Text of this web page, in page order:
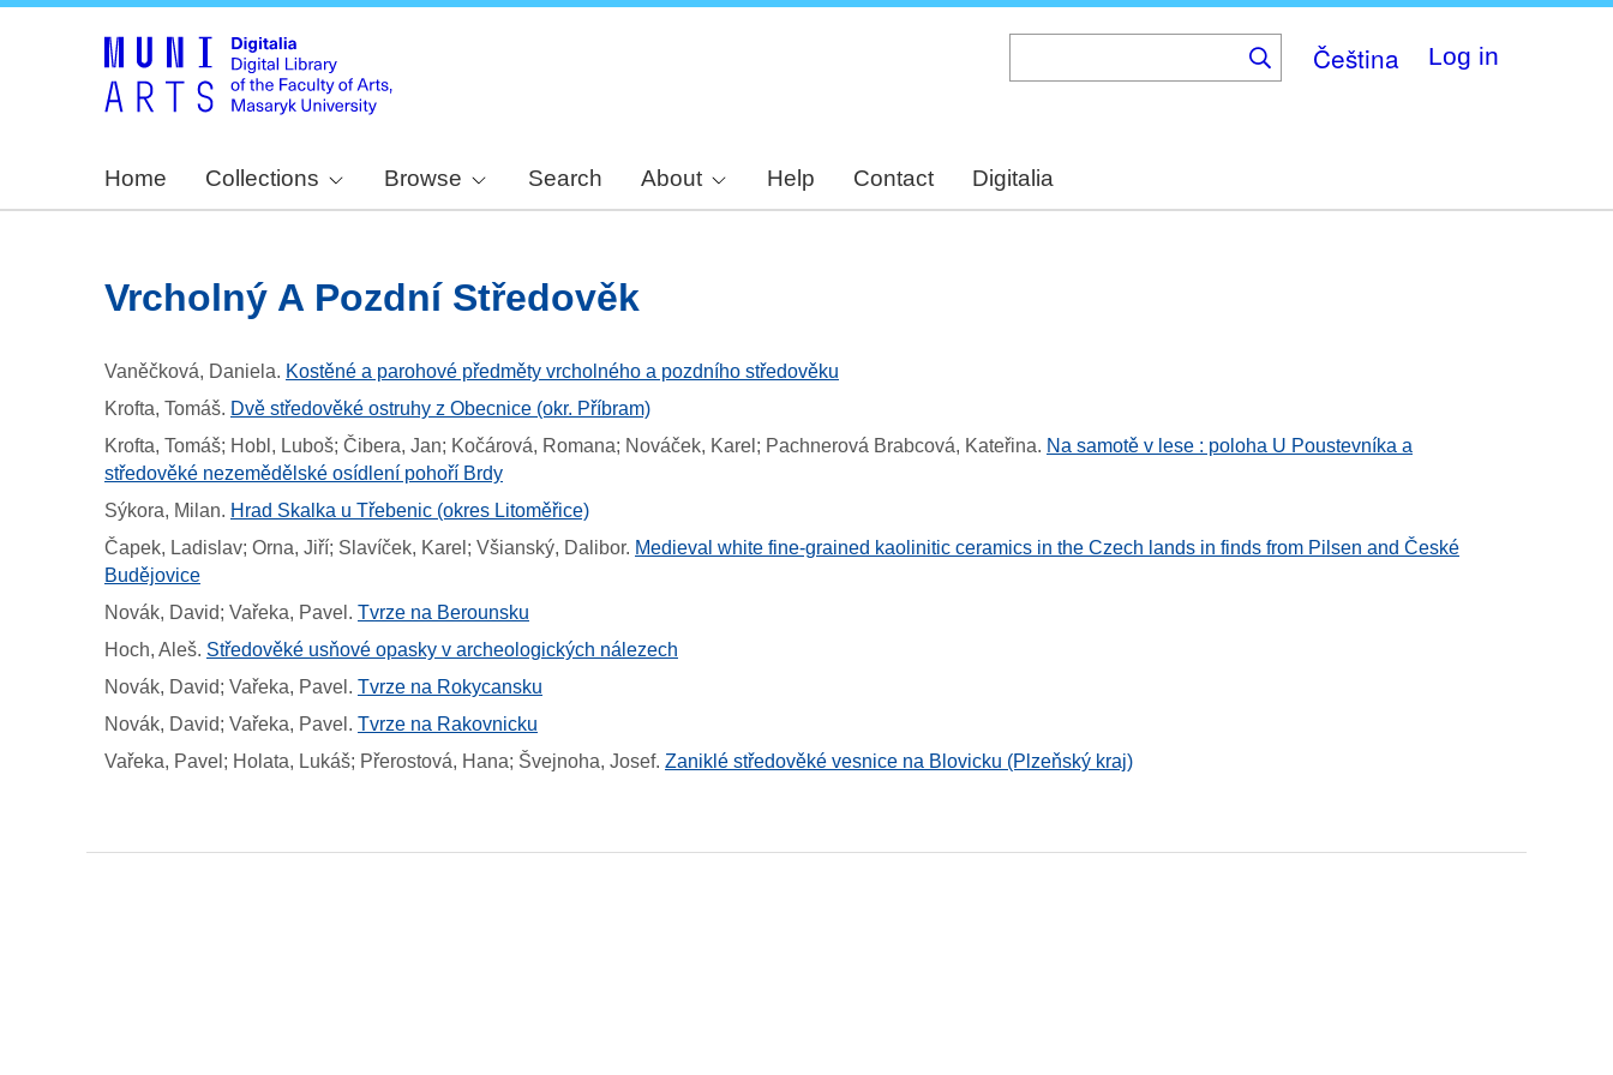
Čeština Log in
Home Collections Browse Search About Help Contact Digitalia
Vrcholný A Pozdní Středověk
Vaněčková, Daniela. Kostěné a parohové předměty vrcholného a pozdního středověku
Krofta, Tomáš. Dvě středověké ostruhy z Obecnice (okr. Příbram)
Krofta, Tomáš; Hobl, Luboš; Čibera, Jan; Kočárová, Romana; Nováček, Karel; Pachnerová Brabcová, Kateřina. Na samotě v lese : poloha U Poustevníka a
středověké nezemědělské osídlení pohoří Brdy
Sýkora, Milan. Hrad Skalka u Třebenic (okres Litoměřice)
Čapek, Ladislav; Orna, Jiří; Slavíček, Karel; Všianský, Dalibor. Medieval white fine-grained kaolinitic ceramics in the Czech lands in finds from Pilsen and České
Budějovice
Novák, David; Vařeka, Pavel . Tvrze na Berounsku
Hoch, Aleš. Středověké usňové opasky v archeologických nálezech
Novák, David; Vařeka, Pavel . Tvrze na Rokycansku
Novák, David; Vařeka, Pavel . Tvrze na Rakovnicku
Vařeka, Pavel; Holata, Lukáš; Přerostová, Hana; Švejnoha, Josef. Zaniklé středověké vesnice na Blovicku (Plzeňský kraj)